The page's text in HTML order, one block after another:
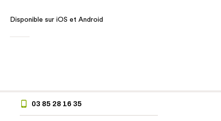
Disponible sur iOS et Android
03 85 28 16 35